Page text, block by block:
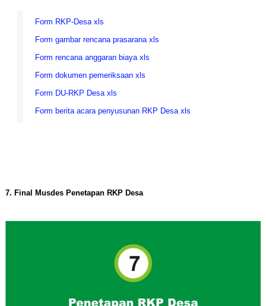
Form RKP-Desa xls
Form gambar rencana prasarana xls
Form rencana anggaran biaya xls
Form dokumen pemeriksaan xls
Form DU-RKP Desa xls
Form berita acara penyusunan RKP Desa xls
7. Final Musdes Penetapan RKP Desa